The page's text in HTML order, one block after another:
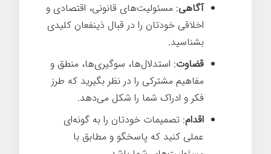
آگاهی: مسئولیت‌های قانونی، اقتصادی و
اخلاقی خودتان را در قبال ذینفعان کلیدی
بشناسید.
قضاوت: استدلال‌ها، سوگیری‌ها، منطق و
مفاهیم مشترکی را در نظر بگیرید که طرز
فکر و ادراک شما را شکل می‌دهد.
اقدام: تصمیمات خودتان را به گونه‌ای
عملی کنید که پاسخگو و مطابق با